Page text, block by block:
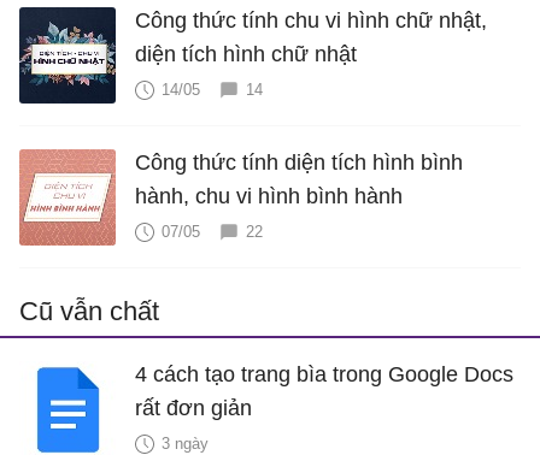
Công thức tính chu vi hình chữ nhật,
diện tích hình chữ nhật
14/05 14
Công thức tính diện tích hình bình
hành, chu vi hình bình hành
07/05 22
Cũ vẫn chất
4 cách tạo trang bìa trong Google Docs
rất đơn giản
3 ngày